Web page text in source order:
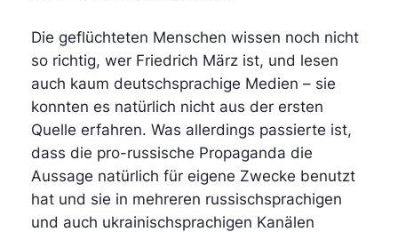
Die geflüchteten Menschen wissen noch nicht
so richtig, wer Friedrich März ist, und lesen
auch kaum deutschsprachige Medien – sie
konnten es natürlich nicht aus der ersten
Quelle erfahren. Was allerdings passierte ist,
dass die pro-russische Propaganda die
Aussage natürlich für eigene Zwecke benutzt
hat und sie in mehreren russischsprachigen
und auch ukrainischsprachigen Kanälen